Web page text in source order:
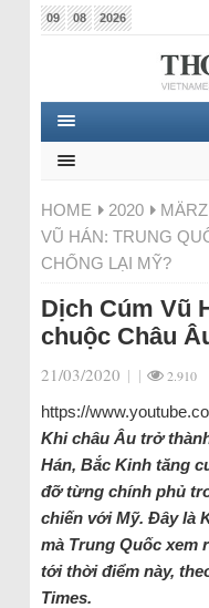
09 08 2026
HOME 2020 MÄRZ
VŨ HÁN: TRUNG
CHỐNG LẠI MỸ?
Dịch Cúm Vũ
chuộc Châu
21/03/2020 | | 2.910
https://
Khi châu Âu trở
Hán, Bắc Kinh tăng
đỡ từng chính phủ
chiến với Mỹ. Đây là
mà Trung Quốc xem
tới thời điểm này,
Times.